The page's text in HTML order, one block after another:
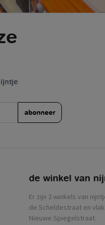
abonneer
de winkel van
Er zijn 2 winkels van
de Scheldestraat en
Nieuwe Spiegelstraat.